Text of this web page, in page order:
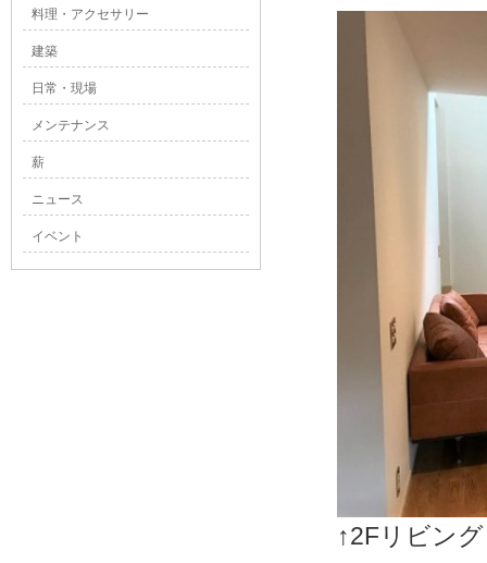
↑2Fリビング
料理・アクセサリー
建築
日常・現場
メンテナンス
薪
ニュース
イベント